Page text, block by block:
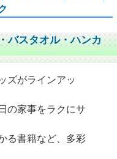
バスタオル・ハンカ
ズがラインアッ
の家事をラクにサ
る書籍など、多彩